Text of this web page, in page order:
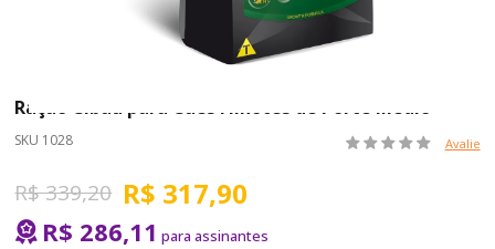
Ração Cibau para Cães Filhotes de Porte Médio
SKU 1028 Avalie
R$ 339,20 R$ 317,90
R$ 286,11